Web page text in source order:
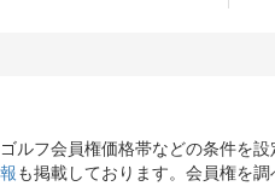
ルフ会員権価格帯などの条件を
も掲載しております。会員権を